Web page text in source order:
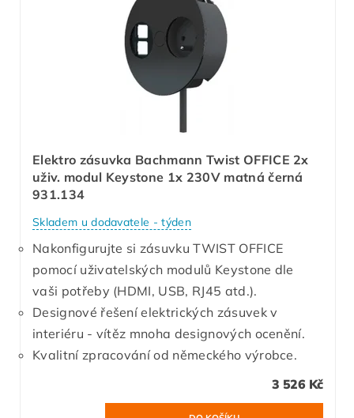
Elektro zásuvka Bachmann Twist OFFICE 2x
uživ. modul Keystone 1x 230V matná černá
931.134
Skladem u dodavatele - týden
Nakonfigurujte si zásuvku TWIST OFFICE
pomocí uživatelských modulů Keystone dle
vaši potřeby (HDMI, USB, RJ45 atd.).
Designové řešení elektrických zásuvek v
interiéru - vítěz mnoha designových ocenění.
Kvalitní zpracování od německého výrobce.
3 526 Kč